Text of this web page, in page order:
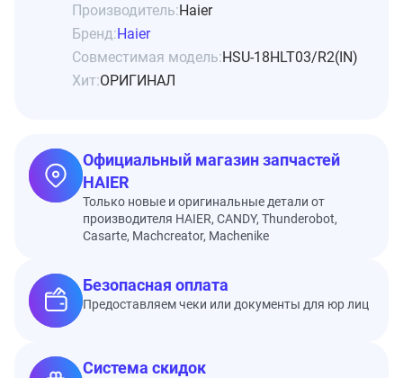
Производитель:Haier
Бренд:Haier
Совместимая модель:HSU-18HLT03/R2(IN)
Хит:ОРИГИНАЛ
Официальный магазин запчастей
HAIER
Только новые и оригинальные детали от
производителя HAIER, CANDY, Thunderobot,
Casarte, Machcreator, Machenike
Безопасная оплата
Предоставляем чеки или документы для юр лиц
Система скидок